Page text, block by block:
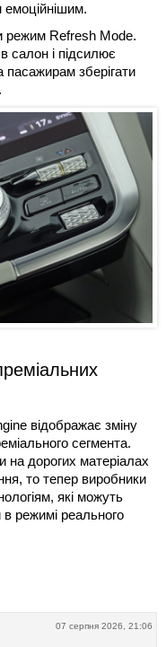
режим Refresh Mode.
салон і підсилює
пасажирам зберігати
відображає зміну
сегмента.
дорогих матеріалах
то тепер виробники
які можуть
режимі реального
07 серпня 2026, 21:06